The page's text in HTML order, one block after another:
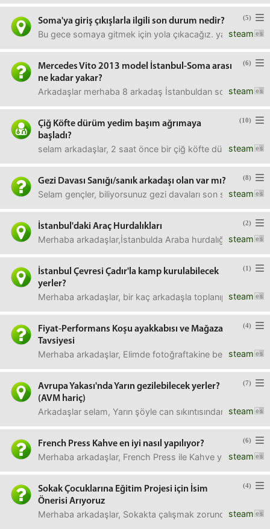
(5)
Soma'ya giriş çıkışlarla ilgili son durum nedir?
steam
Bu gece somaya gitmek için yola çıkacağız. yarın
(6)
Mercedes Vito 2013 model İstanbul-Soma arası
ne kadar yakar?
steam
Arkadaşlar merhaba 8 arkadaş İstanbuldan somaya
(10)
Çiğ Köfte dürüm yedim başım ağrımaya
başladı?
steam
selam arkadaşlar, 2 saat önce bir çiğ köfte dürüm +
(8)
Gezi Davası Sanığı/sanık arkadaşı olan var mı?
steam
Selam gençler, biliyorsunuz gezi davaları son sürat
(2)
İstanbul'daki Araç Hurdalıkları
steam
Merhaba arkadaşlar,İstanbulda Araba hurdalığı/
(1)
İstanbul Çevresi Çadır'la kamp kurulabilecek
yerler?
steam
Merhaba arkadaşlar, bir kaç arkadaşla toplanıp istanbul
(4)
Fiyat-Performans Koşu ayakkabısı ve Mağaza
Tavsiyesi
steam
Merhaba arkadaşlar, Elimde fotoğraftakine benzer
(7)
Avrupa Yakası'nda Yarın gezilebilecek yerler?
(AVM hariç)
steam
Arkadaşlar selam, Yarın şöyle can sıkıntısından Avrupa
(6)
French Press Kahve en iyi nasıl yapılıyor?
steam
Merhaba arkadaşlar, French Press ile Kahve yapmaya
(4)
Sokak Çocuklarına Eğitim Projesi için İsim
Önerisi Arıyoruz
steam
Merhaba arkadaşlar, Sokakta çalışmak zorunda olan